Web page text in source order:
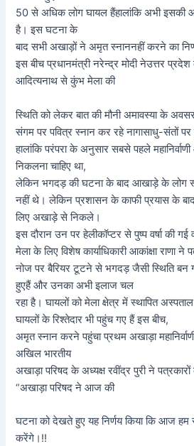
50 से अधिक लोग घायल हैंहालांकि अभी इसकी
है। इस घटना के
बाद सभी अखाड़ों ने अमृत स्नाननहीं करने का
इस बीच प्रधानमंत्री नरेन्द्र मोदी नेउत्तर
आदित्यनाथ से कुंभ मेला की
स्थिति को लेकर बात की मौनी अमावस्या के
संगम पर पवित्र स्नान कर रहे नागासाधु-संतों पर
हालांकि परंपरा के अनुसार सबसे पहले
निकलना चाहिए था,
लेकिन भगदड़ की घटना के बाद आखाड़े के लोग
नहीं थे। लेकिन प्रशासन के काफी प्रयास के
लिए अखाड़े से निकले।
इस दौरान उन पर हेलीकॉप्टर से पुष्प वर्षा की गई
मेला के लिए विशेष कार्याधिकारी आकांक्षा राणा ने
नोज पर बैरियर टूटने से भगदड़ जैसी स्थिति
हुएहैं और उनका अभी इलाज चल
रहा है। घायलों को मेला क्षेत्र में स्थापित
घायलों के रिश्तेदार भी पहुंच गए हैं इस बीच,
अमृत स्नान करने पहुंचा प्रथम अखाड़ा
अखिल भारतीय
अखाड़ा परिषद के अध्यक्ष रवींद्र पुरी ने पत्रकारों
“अखाड़ा परिषद ने आज की
घटना को देखते हुए यह निर्णय किया कि आज
करेंगे।!!